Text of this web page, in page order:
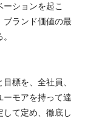
ションを起こ
ブランド価値の最
標を、全社員、
ーモアを持って達
て定め、徹底し